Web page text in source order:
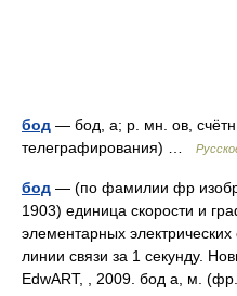
бод — бод, а; р. мн. ов,
телеграфирования) …
бод — (по фамилии фр
1903) единица скорости и
элементарных
линии связи за 1 секунду.
EdwART, , 2009. бод а, м.